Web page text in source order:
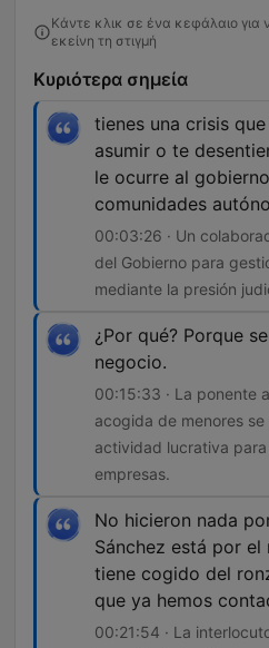
Κάντε κλικ σε ένα κεφάλαιο για
εκείνη τη στιγμή
Κυριότερα σημεία
tienes una crisis
asumir o te
le ocurre al
comunidades
00:03:26 · Un
del Gobierno para
mediante la presión
¿Por qué? Porque
negocio.
00:15:33 · La ponente
acogida de menores
actividad lucrativa
empresas.
No hicieron nada
Sánchez está por
tiene cogido del
que ya hemos
00:21:54 · La